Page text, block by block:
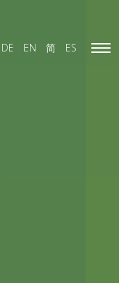
DE EN 简 ES